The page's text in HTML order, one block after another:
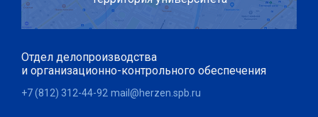
Отдел делопроизводства
и организационно-контрольного обеспечения
+7 (812) 312-44-92 mail@herzen.spb.ru